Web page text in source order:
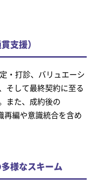
支援）
・打診、バリュエーシ
そして最終契約に至る
また、成約後の
再編や意識統合を含め
様なスキーム